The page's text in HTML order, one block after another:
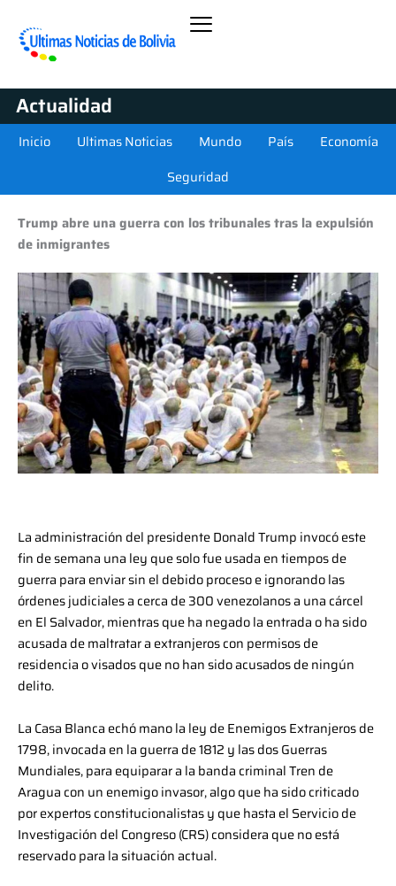
Actualidad
Inicio Ultimas Noticias Mundo País
Economía
Seguridad
Trump abre una guerra con los tribunales tras la expulsión
de inmigrantes
La administración del presidente Donald Trump invocó este
fin de semana una ley que solo fue usada en tiempos de
guerra para enviar sin el debido proceso e ignorando las
órdenes judiciales a cerca de 300 venezolanos a una cárcel
en El Salvador, mientras que ha negado la entrada o ha sido
acusada de maltratar a extranjeros con permisos de
residencia o visados que no han sido acusados de ningún
delito.
La Casa Blanca echó mano la ley de Enemigos Extranjeros de
1798, invocada en la guerra de 1812 y las dos Guerras
Mundiales, para equiparar a la banda criminal Tren de
Aragua con un enemigo invasor, algo que ha sido criticado
por expertos constitucionalistas y que hasta el Servicio de
Investigación del Congreso (CRS) considera que no está
reservado para la situación actual.